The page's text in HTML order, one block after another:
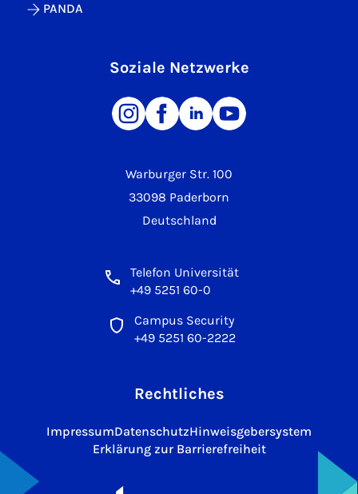
Warburger Str. 100
33098 Paderborn
Deutschland
Telefon Universität
+49 5251 60-0
Campus Security
+49 5251 60-2222
PANDA
Soziale Netzwerke
Rechtliches
ImpressumDatenschutzHinweisgebersystem
Erklärung zur Barrierefreiheit